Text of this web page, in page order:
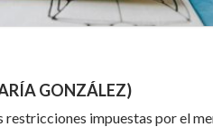
GONZÁLEZ)
impuestas por el